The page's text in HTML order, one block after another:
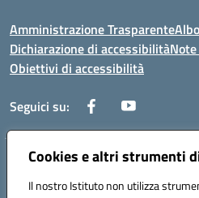
Cookies e altri strumenti
Il nostro Istituto non utilizza
Amministrazione Trasparente
Dichiarazione di accessibilità
Obiettivi di accessibilità
Seguici su:
Corso Roma, 1 71100 FOGGIA (FG)
Codice meccanografico: FGPM03000E